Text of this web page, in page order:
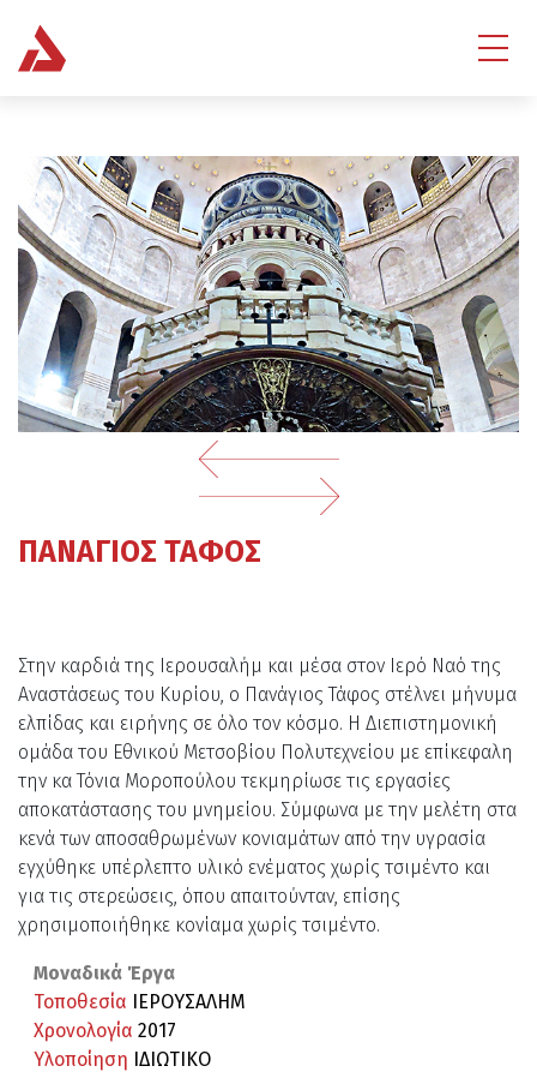
ΠΑΝΑΓΙΟΣ ΤΑΦΟΣ
Στην καρδιά της Ιερουσαλήμ και μέσα στον Ιερό Ναό της
Αναστάσεως του Κυρίου, ο Πανάγιος Τάφος στέλνει μήνυμα
ελπίδας και ειρήνης σε όλο τον κόσμο. Η Διεπιστημονική
ομάδα του Εθνικού Μετσοβίου Πολυτεχνείου με επίκεφαλη
την κα Τόνια Μοροπούλου τεκμηρίωσε τις εργασίες
αποκατάστασης του μνημείου. Σύμφωνα με την μελέτη στα
κενά των αποσαθρωμένων κονιαμάτων από την υγρασία
εγχύθηκε υπέρλεπτο υλικό ενέματος χωρίς τσιμέντο και
για τις στερεώσεις, όπου απαιτούνταν, επίσης
χρησιμοποιήθηκε κονίαμα χωρίς τσιμέντο.
Μοναδικά Έργα
Τοποθεσία ΙΕΡΟΥΣΑΛΗΜ
Χρονολογία 2017
Υλοποίηση ΙΔΙΩΤΙΚΟ